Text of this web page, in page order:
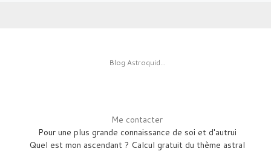
Blog Astroquid...
Me contacter
Pour une plus grande connaissance de soi et d'autrui
Quel est mon ascendant ? Calcul gratuit du thème astral